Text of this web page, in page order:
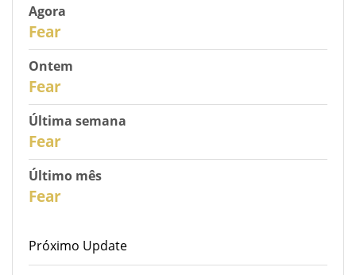
Agora
Fear
Ontem
Fear
Última semana
Fear
Último mês
Fear
Próximo Update